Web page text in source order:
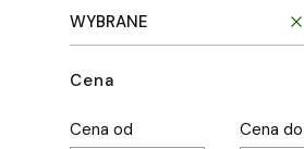
WYBRANE
Cena
Cena od Cena do